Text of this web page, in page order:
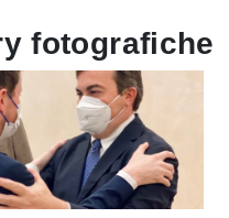
fotografiche